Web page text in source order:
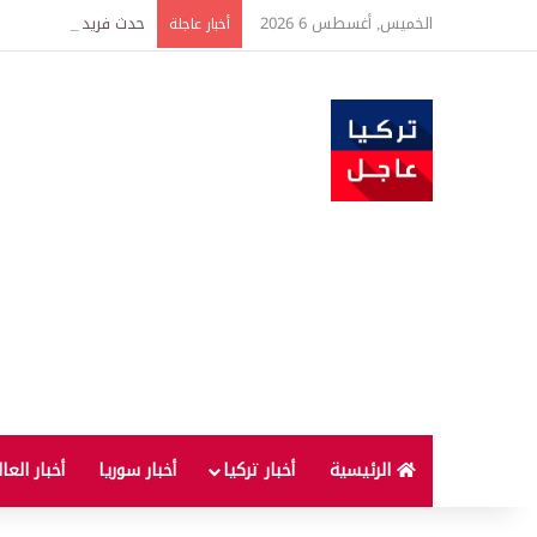
الخميس, أغسطس 6 2026 أخبار عاجلة حدث فريد من نوعه بين
الرئيسية أخبار تركيا أخبار سوريا أخبار